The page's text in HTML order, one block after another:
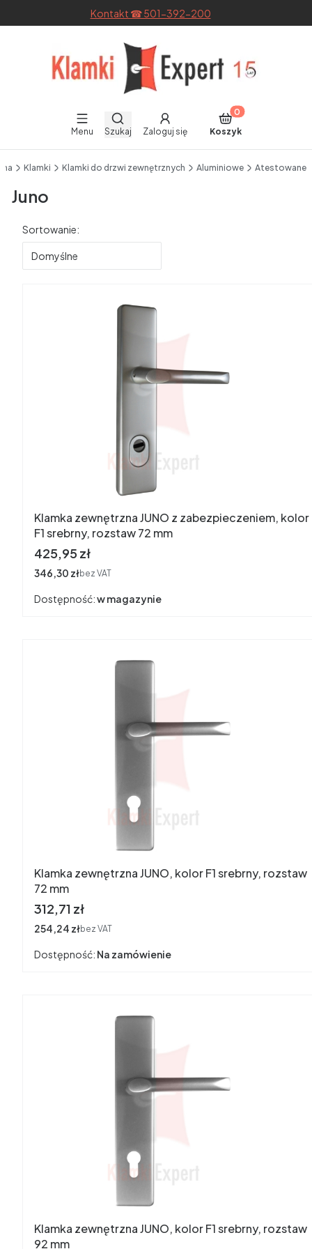
Kontakt ☎ 501-392-200
Menu
Otwórz wyszukiwarkę
Szukaj Zaloguj się
Produkty w
Koszyk
Klamki Klamki do drzwi zewnętrznych Aluminiowe Atestowane
Juno
Lista produktów
Sortowanie:
Domyślne
Klamka zewnętrzna JUNO z zabezpieczeniem, kolor
F1 srebrny, rozstaw 72 mm
Cena
425,95 zł
Cena
346,30 złbez VAT
Dostępność:w magazynie
Klamka zewnętrzna JUNO, kolor F1 srebrny, rozstaw
72 mm
Cena
312,71 zł
Cena
254,24 złbez VAT
Dostępność: Na zamówienie
Klamka zewnętrzna JUNO, kolor F1 srebrny, rozstaw
92 mm